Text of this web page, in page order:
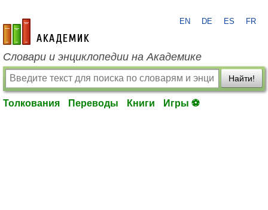
academic.ru
EN DE ES FR
Словари и энциклопедии на Академике
Найти!
Толкования Переводы Книги Игры ⚽